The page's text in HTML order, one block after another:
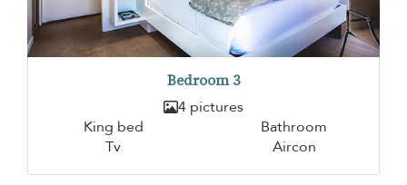
Bedroom 3
4 pictures
King bed
Bathroom
Tv
Aircon